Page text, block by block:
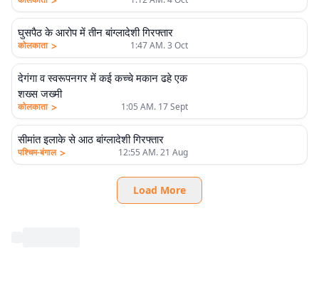
घुसपैठ के आरोप में तीन बांग्लादेशी गिरफ्तार
कोलकाता > 1:47 AM. 3 Oct
देगंगा व स्वरूपनगर में कई कच्चे मकान ढहे एक
शख्स जख्मी
कोलकाता > 1:05 AM. 17 Sept
सीमांत इलाके से आठ बांग्लादेशी गिरफ्तार
पश्चिम-बंगाल > 12:55 AM. 21 Aug
Load More